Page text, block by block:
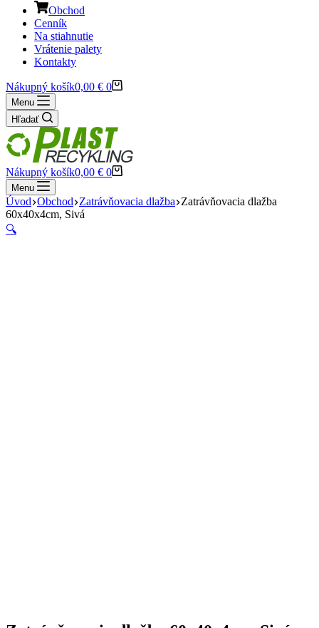
Obchod
Cenník
Na stiahnutie
Vrátenie palety
Kontakty
Nákupný košík0,00 € 0
Menu
Hľadať
Nákupný košík0,00 € 0
Menu
Úvod Obchod Zatrávňovacia dlažba Zatrávňovacia dlažba
60x40x4cm, Sivá
🔍